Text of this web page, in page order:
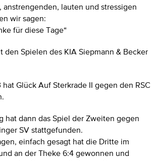
anstrengenden, lauten und stressigen
wir sagen:
für diese Tage“
den Spielen des KIA Siepmann & Becker
Glück Auf Sterkrade II gegen den RSC
hat dann das Spiel der Zweiten gegen
SV stattgefunden.
einfach gesagt hat die Dritte im
an der Theke 6:4 gewonnen und